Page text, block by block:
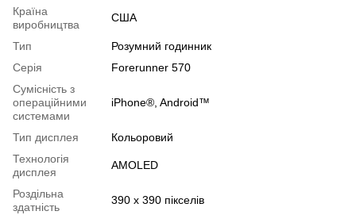
Країна
виробництва
США
Тип
Розумний годинник
Серія
Forerunner 570
Сумісність з
операційними
системами
iPhone®, Android™
Тип дисплея
Кольоровий
Технологія
дисплея
AMOLED
Роздільна
здатність
390 x 390 пікселів